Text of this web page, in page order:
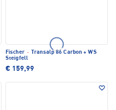
Fischer ·
Transalp 86 Carbon + WS
Steigfell
€ 159,99